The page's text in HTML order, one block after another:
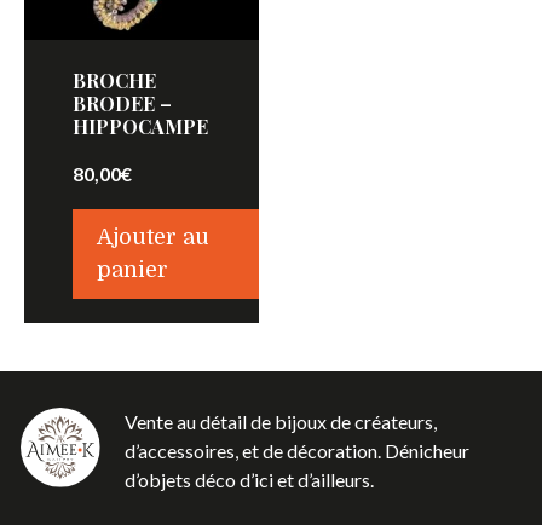
BROCHE
BRODEE –
HIPPOCAMPE
80,00€
Ajouter au
panier
Vente au détail de bijoux de créateurs,
d’accessoires, et de décoration. Dénicheur
d’objets déco d’ici et d’ailleurs.